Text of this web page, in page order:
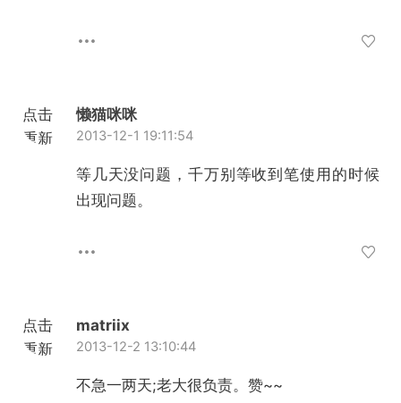
点击
重新
懒猫咪咪
2013-12-1 19:11:54
等几天没问题，千万别等收到笔使用的时候
出现问题。
点击
重新
matriix
2013-12-2 13:10:44
不急一两天;老大很负责。赞~~